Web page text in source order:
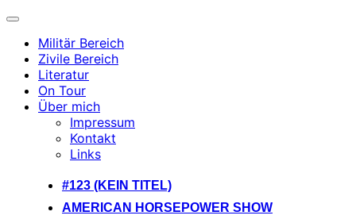
Navigation
umschalten
Militär Bereich
Zivile Bereich
Literatur
On Tour
Über mich
Impressum
Kontakt
Links
springen
#123 (KEIN TITEL)
AMERICAN HORSEPOWER SHOW